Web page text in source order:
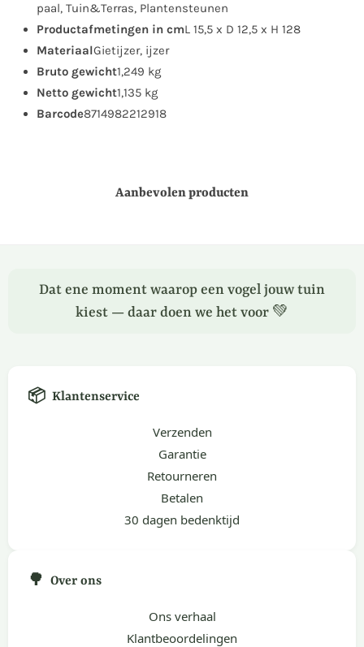
paal, Tuin&Terras, Plantensteunen
Productafmetingen in cmL 15,5 x D 12,5 x H 128
MateriaalGietijzer, ijzer
Bruto gewicht1,249 kg
Netto gewicht1,135 kg
Barcode8714982212918
Aanbevolen producten
Dat ene moment waarop een vogel jouw tuin
kiest — daar doen we het voor 💚
📦 Klantenservice
Verzenden
Garantie
Retourneren
Betalen
30 dagen bedenktijd
🌳 Over ons
Ons verhaal
Klantbeoordelingen